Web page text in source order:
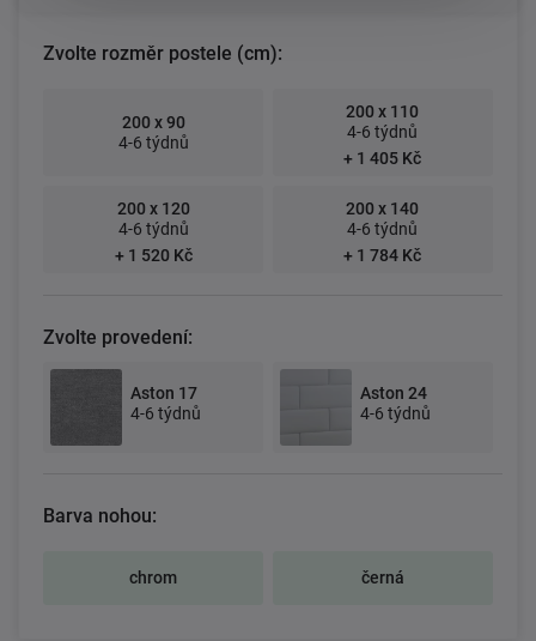
Zvolte rozměr postele (cm):
200 x 90
4-6 týdnů
200 x 110
4-6 týdnů
+ 1 405 Kč
200 x 120
4-6 týdnů
+ 1 520 Kč
200 x 140
4-6 týdnů
+ 1 784 Kč
Zvolte provedení:
Aston 17
4-6 týdnů
Aston 24
4-6 týdnů
Barva nohou:
chrom černá